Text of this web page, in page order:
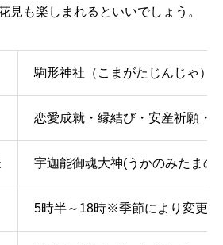
見も楽しまれるといいでしょう。
駒形神社（こまがたじんじゃ）
恋愛成就・縁結び・安産祈願・
宇迦能御魂大神(うかのみたまの
5時半～18時※季節により変更